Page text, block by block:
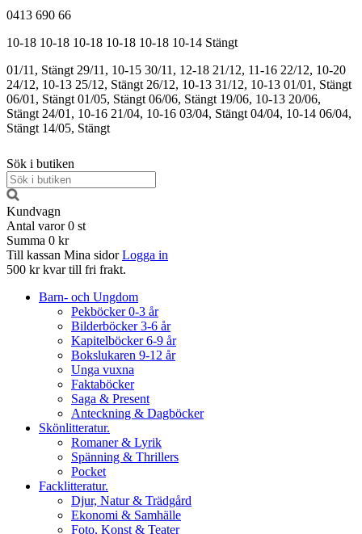
0413 690 66
10-18 10-18 10-18 10-18 10-18 10-14 Stängt
01/11, Stängt 29/11, 10-15 30/11, 12-18 21/12, 11-16 22/12, 10-20
24/12, 10-13 25/12, Stängt 26/12, 10-13 31/12, 10-13 01/01, Stängt
06/01, Stängt 01/05, Stängt 06/06, Stängt 19/06, 10-13 20/06,
Stängt 24/01, 10-16 21/04, 10-16 03/04, Stängt 04/04, 10-14 06/04,
Stängt 14/05, Stängt
Sök i butiken
Kundvagn
Antal varor 0 st
Summa 0 kr
Till kassan Mina sidor Logga in
500 kr kvar till fri frakt.
Barn- och Ungdom
Pekböcker 0-3 år
Bilderböcker 3-6 år
Kapitelböcker 6-9 år
Bokslukaren 9-12 år
Unga vuxna
Faktaböcker
Saga & Present
Anteckning & Dagböcker
Skönlitteratur.
Romaner & Lyrik
Spänning & Thrillers
Pocket
Facklitteratur.
Djur, Natur & Trädgård
Ekonomi & Samhälle
Foto, Konst & Teater